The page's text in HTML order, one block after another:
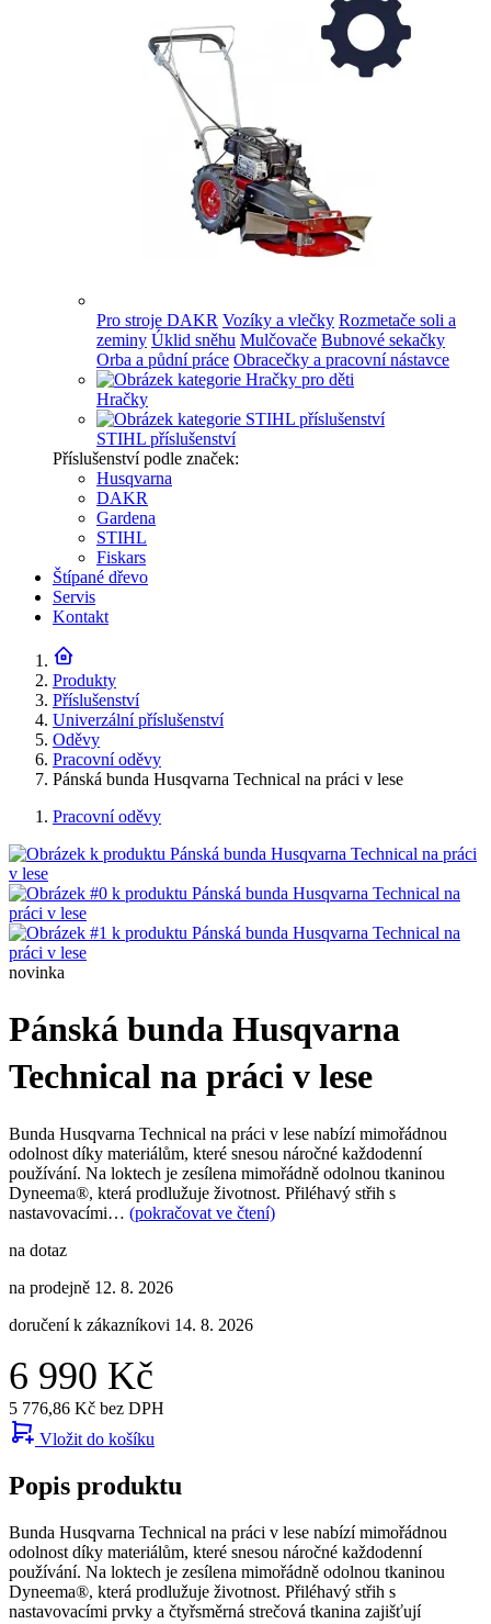
Pro stroje DAKR Vozíky a vlečky Rozmetače soli a
zeminy Úklid sněhu Mulčovače Bubnové sekačky
Orba a půdní práce Obracečky a pracovní nástavce
Hračky
STIHL příslušenství
Příslušenství podle značek:
Husqvarna
DAKR
Gardena
STIHL
Fiskars
Štípané dřevo
Servis
Kontakt
Produkty
Příslušenství
Univerzální příslušenství
Oděvy
Pracovní oděvy
Pánská bunda Husqvarna Technical na práci v lese
Pracovní oděvy
novinka
Pánská bunda Husqvarna
Technical na práci v lese
Bunda Husqvarna Technical na práci v lese nabízí mimořádnou
odolnost díky materiálům, které snesou náročné každodenní
používání. Na loktech je zesílena mimořádně odolnou tkaninou
Dyneema®, která prodlužuje životnost. Přiléhavý střih s
nastavovacími… (pokračovat ve čtení)
na dotaz
na prodejně 12. 8. 2026
doručení k zákazníkovi 14. 8. 2026
6 990 Kč
5 776,86 Kč bez DPH
Vložit do košíku
Popis produktu
Bunda Husqvarna Technical na práci v lese nabízí mimořádnou
odolnost díky materiálům, které snesou náročné každodenní
používání. Na loktech je zesílena mimořádně odolnou tkaninou
Dyneema®, která prodlužuje životnost. Přiléhavý střih s
nastavovacími prvky a čtyřsměrná strečová tkanina zajišťují